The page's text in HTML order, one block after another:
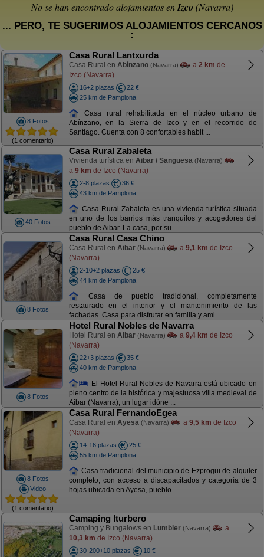
No se han encontrado alojamientos enIzco (Navarra)
... PERO, TE SUGERIMOS ALOJAMIENTOS CERCANOS
:
8 Fotos
(1 comentario)
Casa Rural Lantxurda
Casa Rural en Abínzano (Navarra) a 2 km de
Izco (Navarra)
16+2 plazas
22 €
25 km de Pamplona
Casa rural rehabilitada en el núcleo urbano de
Abínzano, en la Sierra de Izco y en el recorrido de
Santiago. Cuenta con 8 confortables habit ...
40 Fotos
Casa Rural Zabaleta
Vivienda turística en Aibar / Sangüesa (Navarra)
a 9 km de Izco (Navarra)
2-8 plazas
36 €
43 km de Pamplona
Casa Rural Zabaleta es una vivienda turística situada
en uno de los barrios más tranquilos y acogedores del
pueblo de Aibar. La casa, por su ...
8 Fotos
Casa Rural Casa Chino
Casa Rural en Aibar (Navarra) a 9,1 km de Izco
(Navarra)
2-10+2 plazas
25 €
44 km de Pamplona
Casa de pueblo tradicional, completamente
restaurado en el interior y el mantenimiento de las
fachadas. Casa para disfrutar en familia y ami ...
8 Fotos
Hotel Rural Nobles de Navarra
Hotel Rural en Aibar (Navarra) a 9,4 km de Izco
(Navarra)
22+3 plazas
35 €
40 km de Pamplona
El Hotel Rural Nobles de Navarra está ubicado en
pleno centro de la histórica y majestuosa villa medieval de
Aibar (Navarra), un lugar idóne ...
8 Fotos
Video
(1 comentario)
Casa Rural FernandoEgea
Casa Rural en Ayesa (Navarra) a 9,5 km de Izco
(Navarra)
14-16 plazas
25 €
55 km de Pamplona
Casa tradicional del municipio de Ezprogui de alquiler
completo, con acceso a discapacitados y categoría de 3
hojas ubicada en Ayesa, pueblo ...
Camaping Iturbero
Camping y Bungalows en Lumbier (Navarra)
a
10,3 km de Izco (Navarra)
30-200+10 plazas
10 €